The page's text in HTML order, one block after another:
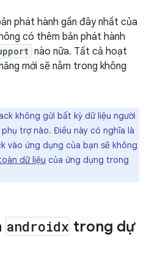
phát hành gần đây nhất của
có thêm bản phát hành
nào nữa. Tất cả hoạt
mới sẽ nằm trong không
không gửi bất kỳ dữ liệu người
trợ nào. Điều này có nghĩa là
vào ứng dụng của bạn sẽ không
dữ liệu của ứng dụng trong
androidx trong dự